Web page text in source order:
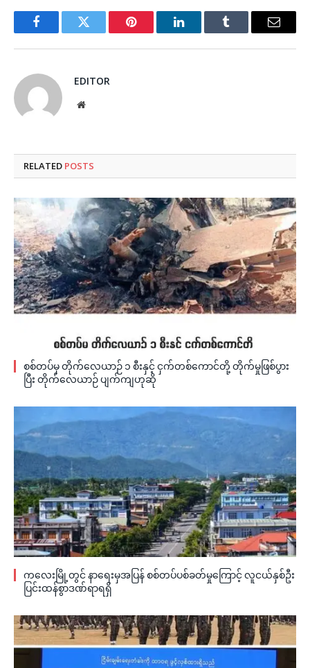
FacebookTwitter Pinterest LinkedInTumblr Email
EDITOR
Website
RELATED POSTS
စစ်တပ်မှ တိုက်လေယာဉ် ၁ စီးနှင့် ငှက်တစ်ကောင်တို့ တိုက်မှုဖြစ်ပွား
ပြီး တိုက်လေယာဉ် ပျက်ကျဟုဆို
ကလေးမြို့တွင် နာရေးမှအပြန် စစ်တပ်ပစ်ခတ်မှုကြောင့် လူငယ်နှစ်ဦး
ပြင်းထန်စွာဒဏ်ရာရရှိ